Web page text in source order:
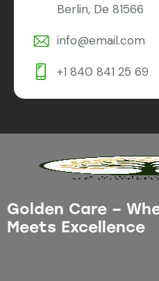
Berlin, De 81566
info@email.com
+1 840 841 25 69
Golden Care –
Meets Excellence